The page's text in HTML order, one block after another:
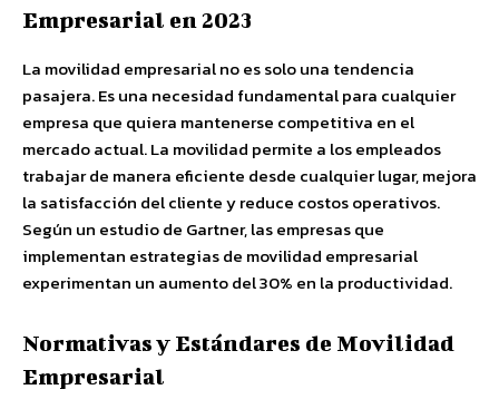
Empresarial en 2023
La movilidad empresarial no es solo una tendencia
pasajera. Es una necesidad fundamental para cualquier
empresa que quiera mantenerse competitiva en el
mercado actual. La movilidad permite a los empleados
trabajar de manera eficiente desde cualquier lugar, mejora
la satisfacción del cliente y reduce costos operativos.
Según un estudio de Gartner, las empresas que
implementan estrategias de movilidad empresarial
experimentan un aumento del 30% en la productividad.
Normativas y Estándares de Movilidad
Empresarial